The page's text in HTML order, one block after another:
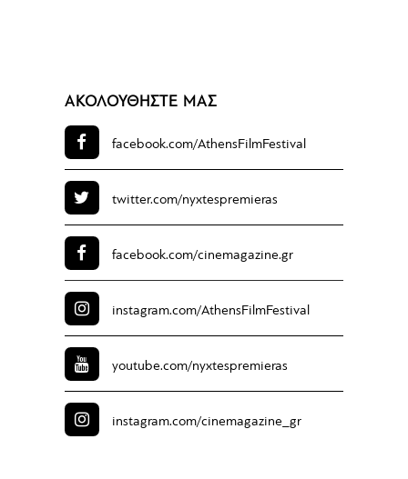
ΑΚΟΛΟΥΘΗΣΤΕ ΜΑΣ
facebook.com/AthensFilmFestival
twitter.com/nyxtespremieras
facebook.com/cinemagazine.gr
instagram.com/AthensFilmFestival
youtube.com/nyxtespremieras
instagram.com/cinemagazine_gr